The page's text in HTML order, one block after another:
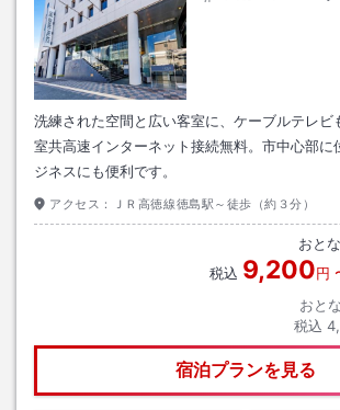
洗練された空間と広い客室に、ケーブルテレビ
室共高速インターネット接続無料。市中心部に
ジネスにも便利です。
アクセス： ＪＲ高徳線徳島駅～徒歩（約３分）
おとな
税込 9,200円
おと
税込
宿泊プランを見る